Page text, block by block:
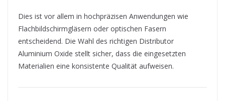
Dies ist vor allem in hochpräzisen Anwendungen wie
Flachbildschirmgläsern oder optischen Fasern
entscheidend. Die Wahl des richtigen Distributor
Aluminium Oxide stellt sicher, dass die eingesetzten
Materialien eine konsistente Qualität aufweisen.